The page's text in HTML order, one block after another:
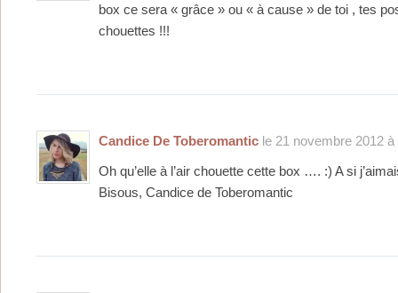
box ce sera « grâce » ou « à cause » de toi , tes
chouettes !!!
Candice De Toberomantic le 21 novembre 2012
Oh qu’elle à l’air chouette cette box …. :) A si
Bisous, Candice de Toberomantic